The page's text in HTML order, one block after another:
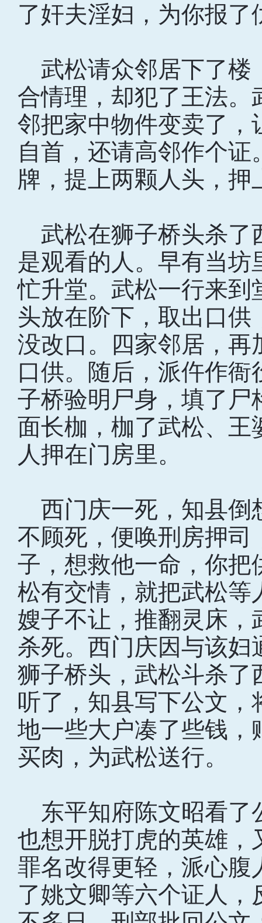
了奸夫淫妇，为你报
武松请众邻居下了楼
合情理，却犯了王法
邻把家中物件变卖了，
自首，还请高邻作个
牌，提上两颗人头，
武松在狮子桥头杀了
是观看的人。早有当
忙升堂。武松一行来到
头放在阶下，取出口
没改口。四家邻居，再
口供。随后，派仵作
子桥验明尸身，填了尸
面长枷，枷了武松、王
人押在门房里。
西门庆一死，知县倒
不顾死，便唤刑房押司
子，想救他一命，你把
松有交情，就把武松等
嫂子不让，推翻灵床
杀死。西门庆因与该
狮子桥头，武松斗杀了
听了，知县写下公文
地一些大户凑了些钱，
买肉，为武松送行。
东平知府陈文昭看了
也想开脱打虎的英雄，
罪名改得更轻，派心腹
了姚文卿等六个证人